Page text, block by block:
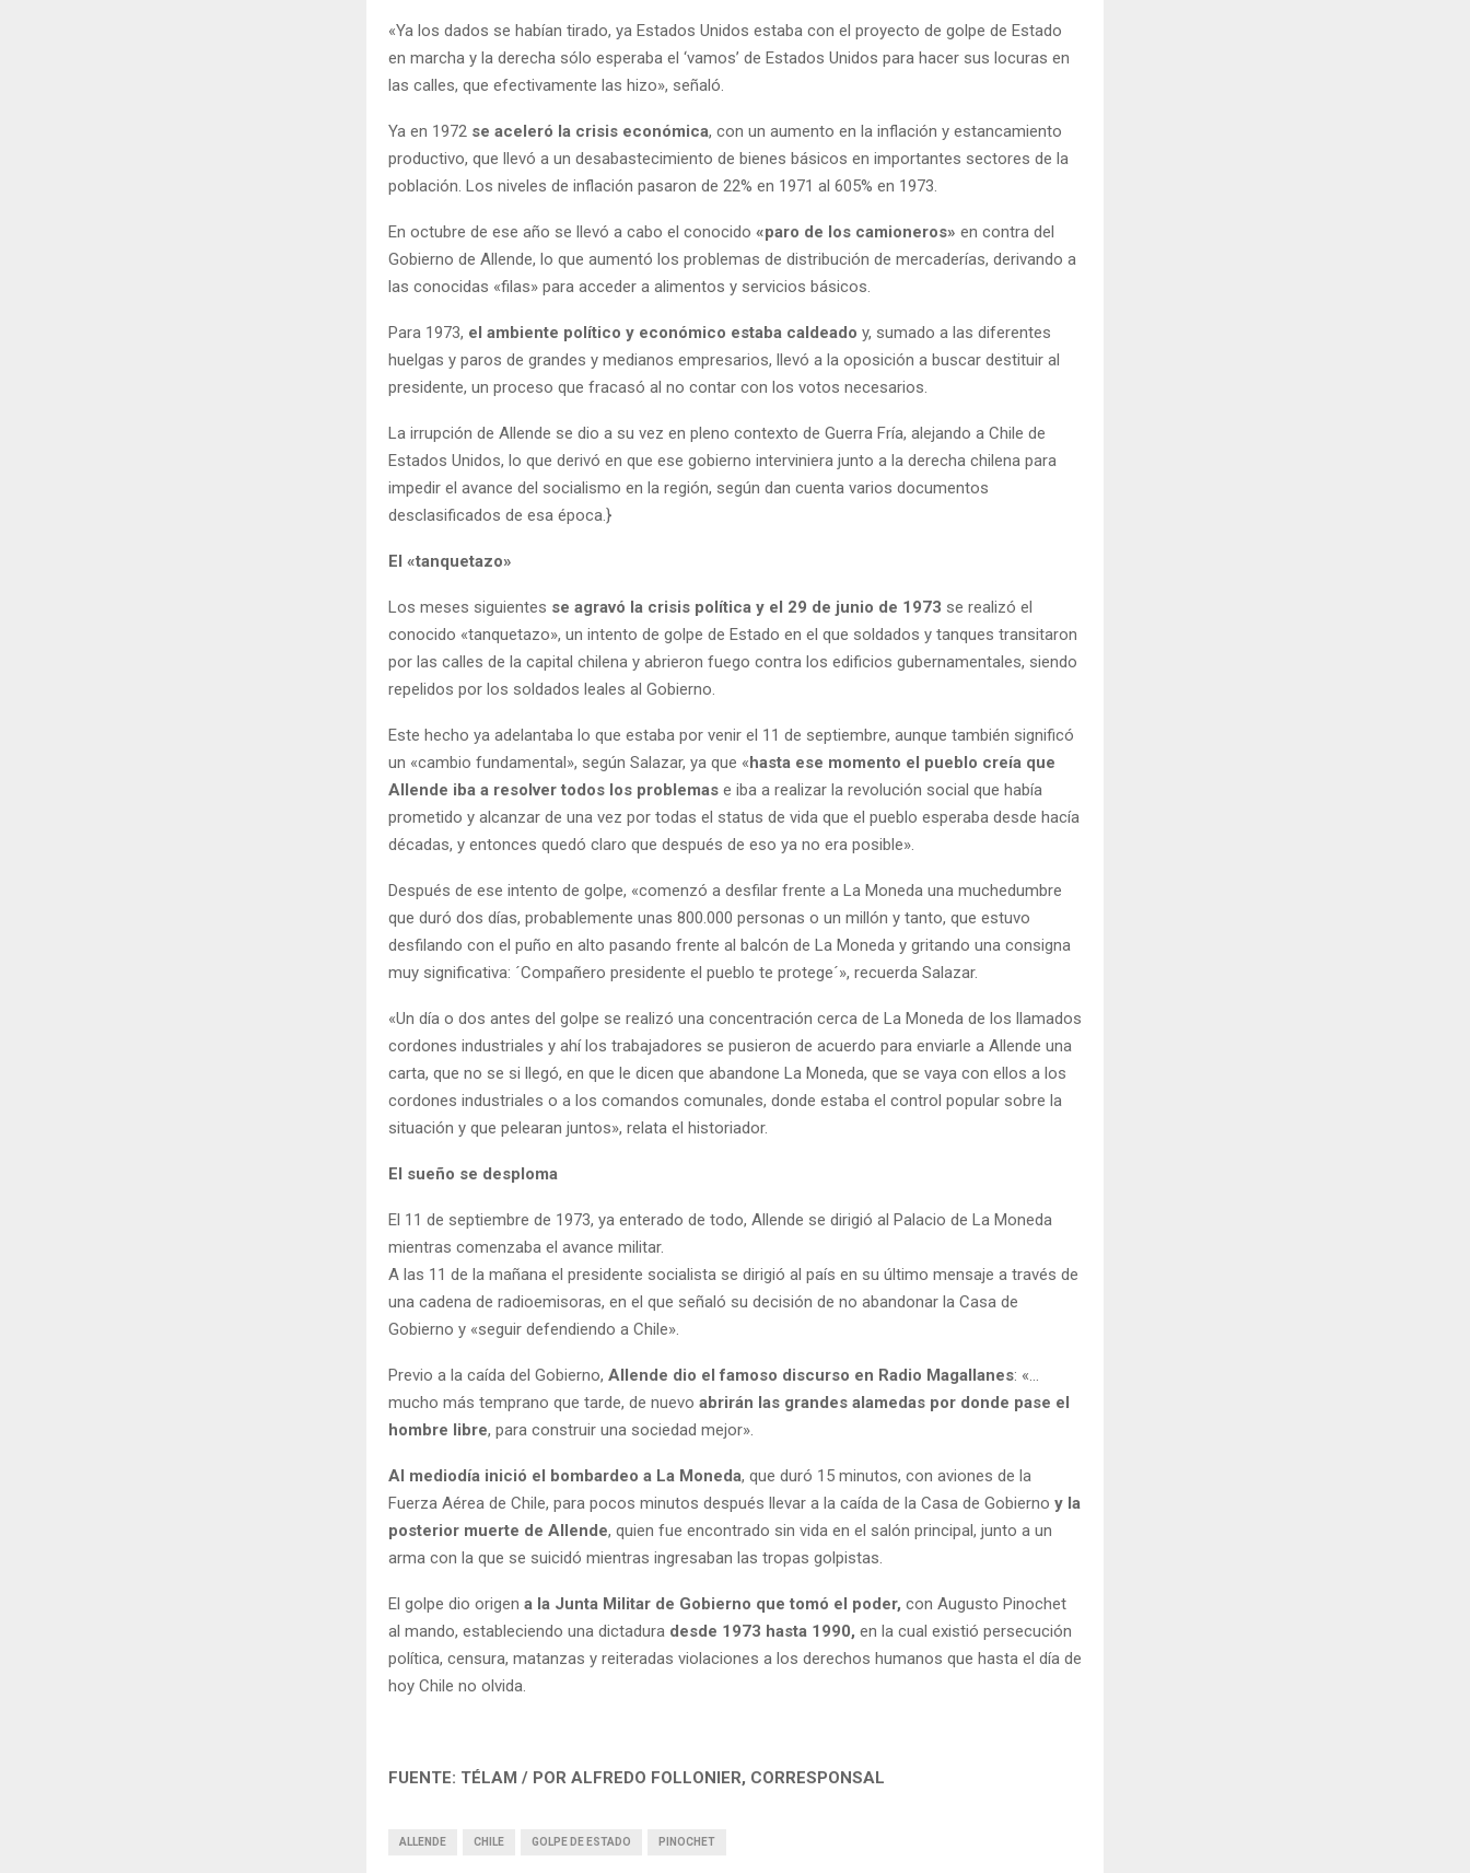
«Ya los dados se habían tirado, ya Estados Unidos estaba con el proyecto de golpe de Estado
en marcha y la derecha sólo esperaba el ‘vamos’ de Estados Unidos para hacer sus locuras en
las calles, que efectivamente las hizo», señaló.
Ya en 1972 se aceleró la crisis económica, con un aumento en la inflación y estancamiento
productivo, que llevó a un desabastecimiento de bienes básicos en importantes sectores de la
población. Los niveles de inflación pasaron de 22% en 1971 al 605% en 1973.
En octubre de ese año se llevó a cabo el conocido «paro de los camioneros» en contra del
Gobierno de Allende, lo que aumentó los problemas de distribución de mercaderías, derivando a
las conocidas «filas» para acceder a alimentos y servicios básicos.
Para 1973, el ambiente político y económico estaba caldeado y, sumado a las diferentes
huelgas y paros de grandes y medianos empresarios, llevó a la oposición a buscar destituir al
presidente, un proceso que fracasó al no contar con los votos necesarios.
La irrupción de Allende se dio a su vez en pleno contexto de Guerra Fría, alejando a Chile de
Estados Unidos, lo que derivó en que ese gobierno interviniera junto a la derecha chilena para
impedir el avance del socialismo en la región, según dan cuenta varios documentos
desclasificados de esa época.}
El «tanquetazo»
Los meses siguientes se agravó la crisis política y el 29 de junio de 1973 se realizó el
conocido «tanquetazo», un intento de golpe de Estado en el que soldados y tanques transitaron
por las calles de la capital chilena y abrieron fuego contra los edificios gubernamentales, siendo
repelidos por los soldados leales al Gobierno.
Este hecho ya adelantaba lo que estaba por venir el 11 de septiembre, aunque también significó
un «cambio fundamental», según Salazar, ya que «hasta ese momento el pueblo creía que
Allende iba a resolver todos los problemas e iba a realizar la revolución social que había
prometido y alcanzar de una vez por todas el status de vida que el pueblo esperaba desde hacía
décadas, y entonces quedó claro que después de eso ya no era posible».
Después de ese intento de golpe, «comenzó a desfilar frente a La Moneda una muchedumbre
que duró dos días, probablemente unas 800.000 personas o un millón y tanto, que estuvo
desfilando con el puño en alto pasando frente al balcón de La Moneda y gritando una consigna
muy significativa: ´Compañero presidente el pueblo te protege´», recuerda Salazar.
«Un día o dos antes del golpe se realizó una concentración cerca de La Moneda de los llamados
cordones industriales y ahí los trabajadores se pusieron de acuerdo para enviarle a Allende una
carta, que no se si llegó, en que le dicen que abandone La Moneda, que se vaya con ellos a los
cordones industriales o a los comandos comunales, donde estaba el control popular sobre la
situación y que pelearan juntos», relata el historiador.
El sueño se desploma
El 11 de septiembre de 1973, ya enterado de todo, Allende se dirigió al Palacio de La Moneda
mientras comenzaba el avance militar.
A las 11 de la mañana el presidente socialista se dirigió al país en su último mensaje a través de
una cadena de radioemisoras, en el que señaló su decisión de no abandonar la Casa de
Gobierno y «seguir defendiendo a Chile».
Previo a la caída del Gobierno, Allende dio el famoso discurso en Radio Magallanes: «…
mucho más temprano que tarde, de nuevo abrirán las grandes alamedas por donde pase el
hombre libre, para construir una sociedad mejor».
Al mediodía inició el bombardeo a La Moneda, que duró 15 minutos, con aviones de la
Fuerza Aérea de Chile, para pocos minutos después llevar a la caída de la Casa de Gobierno y la
posterior muerte de Allende, quien fue encontrado sin vida en el salón principal, junto a un
arma con la que se suicidó mientras ingresaban las tropas golpistas.
El golpe dio origen a la Junta Militar de Gobierno que tomó el poder, con Augusto Pinochet
al mando, estableciendo una dictadura desde 1973 hasta 1990, en la cual existió persecución
política, censura, matanzas y reiteradas violaciones a los derechos humanos que hasta el día de
hoy Chile no olvida.
FUENTE: TÉLAM / POR ALFREDO FOLLONIER, CORRESPONSAL
ALLENDE CHILE GOLPE DE ESTADO PINOCHET